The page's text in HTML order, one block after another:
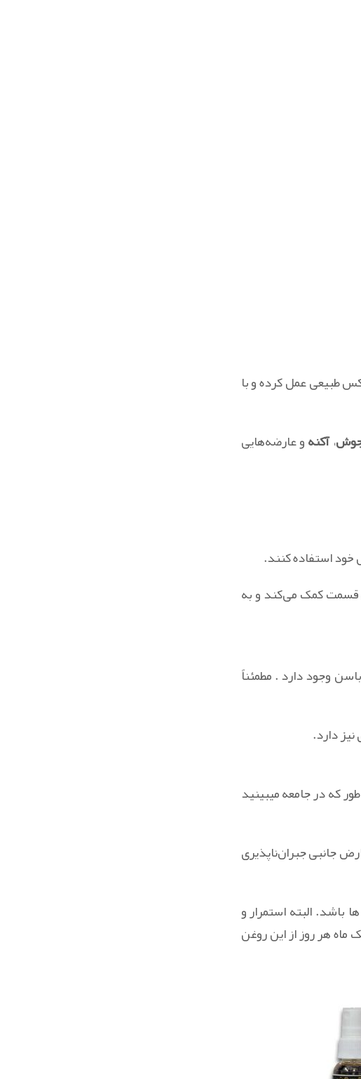
طبیعی عمل کرده و با
،آکنهو عارضه‌هایی
استفاده کنند.
قسمت کمک می‌کند و به
وجود دارد . مطمئناً
دارد.
که در جامعه میبینید
جانبی جبران‌ناپذیری
البته استمرار و
هر روز از این روغن